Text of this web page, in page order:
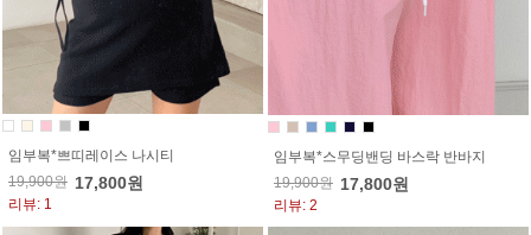
임부복*쁘띠레이스 나시티
19,900원 17,800원
리뷰: 1
임부복*스무딩밴딩 바스락 반바지
19,900원 17,800원
리뷰: 2